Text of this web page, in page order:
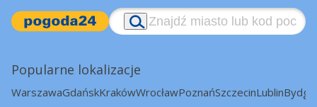
Popularne lokalizacje
WarszawaGdańskKrakówWrocławPoznańSzczecinLublin